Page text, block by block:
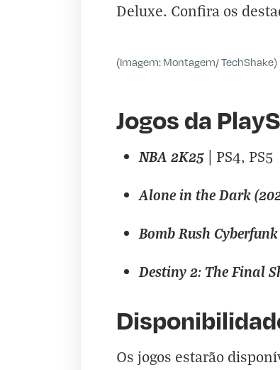
Deluxe. Confira os
(Imagem: Montagem/ TechShake)
Jogos da
NBA 2K25 | PS4, PS5
Alone in the Dark
Bomb Rush Cyberfunk
Destiny 2: The Final
Os jogos estarão